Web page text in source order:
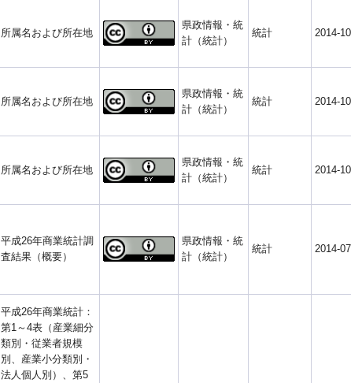
所属名および所在地
県政情報・統
計（統計）
統計 2014-
所属名および所在地
県政情報・統
計（統計）
統計 2014-
所属名および所在地
県政情報・統
計（統計）
統計 2014-
平成26年商業統計調
査結果（概要）
県政情報・統
計（統計）
統計 2014-
平成26年商業統計：
第1～4表（産業細分
類別・従業者規模
別、産業小分類別・
法人個人別）、第5